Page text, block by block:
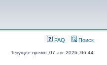
FAQ Поиск
Текущее время: 07 авг 2026, 06:44